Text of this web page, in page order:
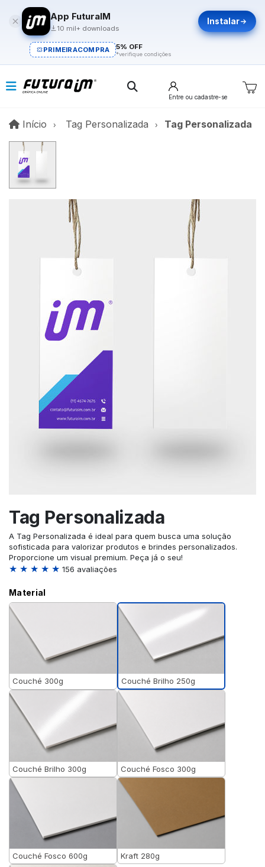
App FuturaIM
10 mil+ downloads
Instalar
PRIMEIRACOMPRA 5% OFF
*verifique condições
Entre ou cadastre-se
Início InícioTag Personalizada Tag Personalizada
Tag Personalizada
A Tag Personalizada é ideal para quem busca uma solução
sofisticada para valorizar produtos e brindes personalizados.
Proporcione um visual premium. Peça já o seu!
★ ★ ★ ★ ★ 156 avaliações
Material
Couché 300g Couché Brilho 250g
Couché Brilho 300g Couché Fosco 300g
Couché Fosco 600g Kraft 280g